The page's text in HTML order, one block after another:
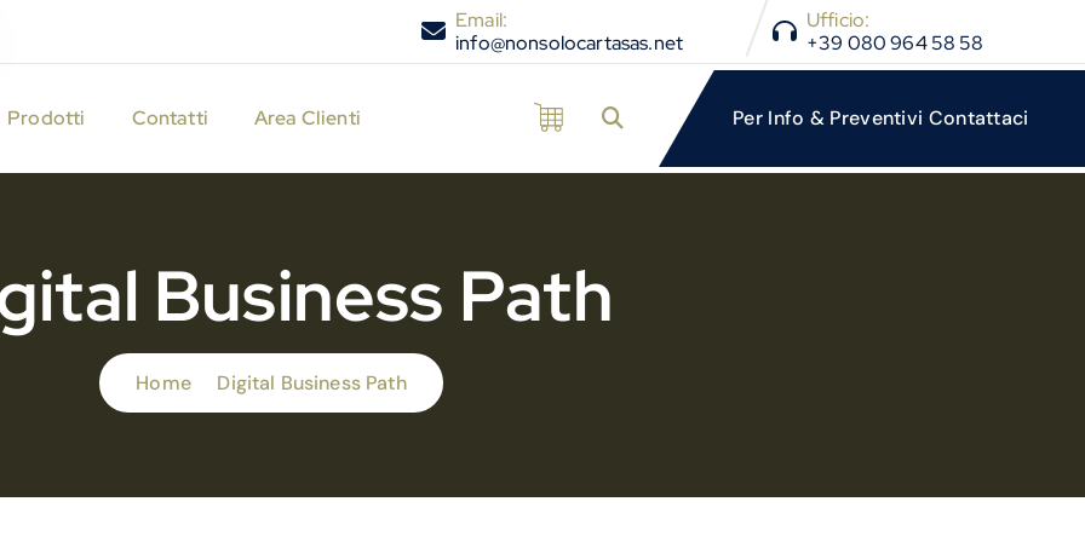
Email:
info@nonsolocartasas.net
Ufficio:
+39 080 964 58 58
Prodotti Contatti Area Clienti
Business Path
Home Digital Business Path